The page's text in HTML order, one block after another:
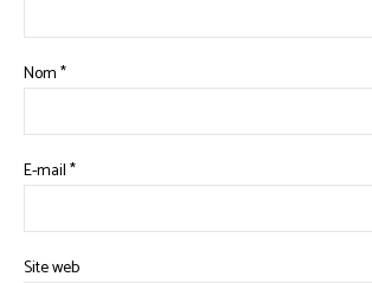
Nom*
E-mail*
Site web